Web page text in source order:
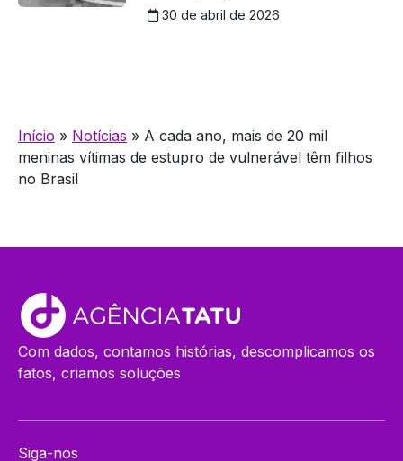
30 de abril de 2026
Início » Notícias » A cada ano, mais de 20 mil
meninas vítimas de estupro de vulnerável têm filhos
no Brasil
Com dados, contamos histórias, descomplicamos os
fatos, criamos soluções
Siga-nos